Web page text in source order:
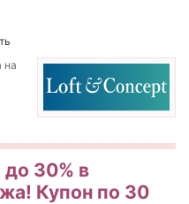
на
30% в
Купон по 30